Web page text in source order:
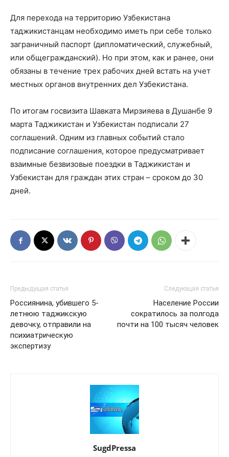
Для перехода на территорию Узбекистана
таджикистанцам необходимо иметь при себе только
заграничный паспорт (дипломатический, служебный,
или общегражданский). Но при этом, как и ранее, они
обязаны в течение трех рабочих дней встать на учет
местных органов внутренних дел Узбекистана.
По итогам госвизита Шавката Мирзияева в Душанбе 9
марта Таджикистан и Узбекистан подписали 27
соглашений. Одним из главных событий стало
подписание соглашения, которое предусматривает
взаимные безвизовые поездки в Таджикистан и
Узбекистан для граждан этих стран – сроком до 30
дней.
Предыдущая статья
Россиянина, убившего 5-
летнюю таджикскую
девочку, отправили на
психиатрическую
экспертизу
Следующая статья
Население России
сократилось за полгода
почти на 100 тысяч человек
SugdPressa